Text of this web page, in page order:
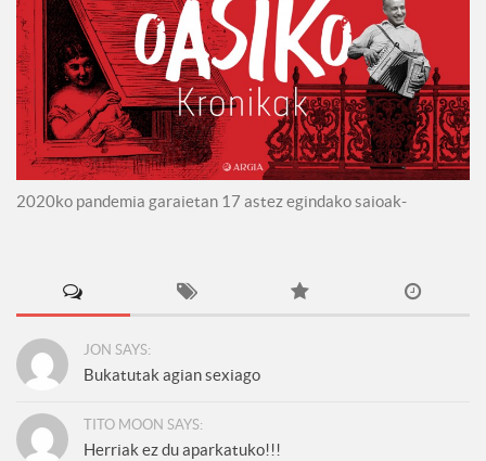
2020ko pandemia garaietan 17 astez egindako saioak-
JON SAYS:
Bukatutak agian sexiago
TITO MOON SAYS:
Herriak ez du aparkatuko!!!